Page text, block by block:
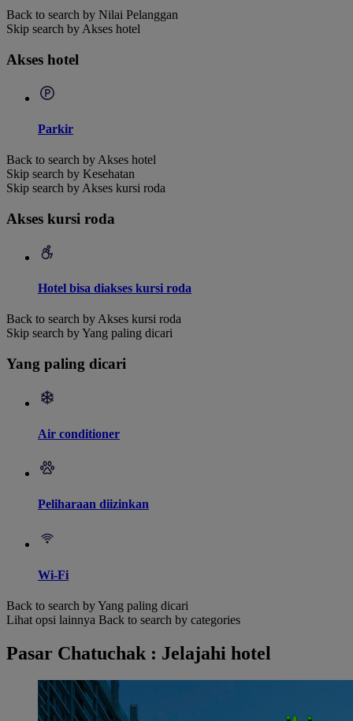
Back to search by Nilai Pelanggan
Skip search by Akses hotel
Akses hotel
Parkir
Back to search by Akses hotel
Skip search by Kesehatan
Skip search by Akses kursi roda
Akses kursi roda
Hotel bisa diakses kursi roda
Back to search by Akses kursi roda
Skip search by Yang paling dicari
Yang paling dicari
Air conditioner
Peliharaan diizinkan
Wi-Fi
Back to search by Yang paling dicari
Lihat opsi lainnya Back to search by categories
Pasar Chatuchak : Jelajahi hotel